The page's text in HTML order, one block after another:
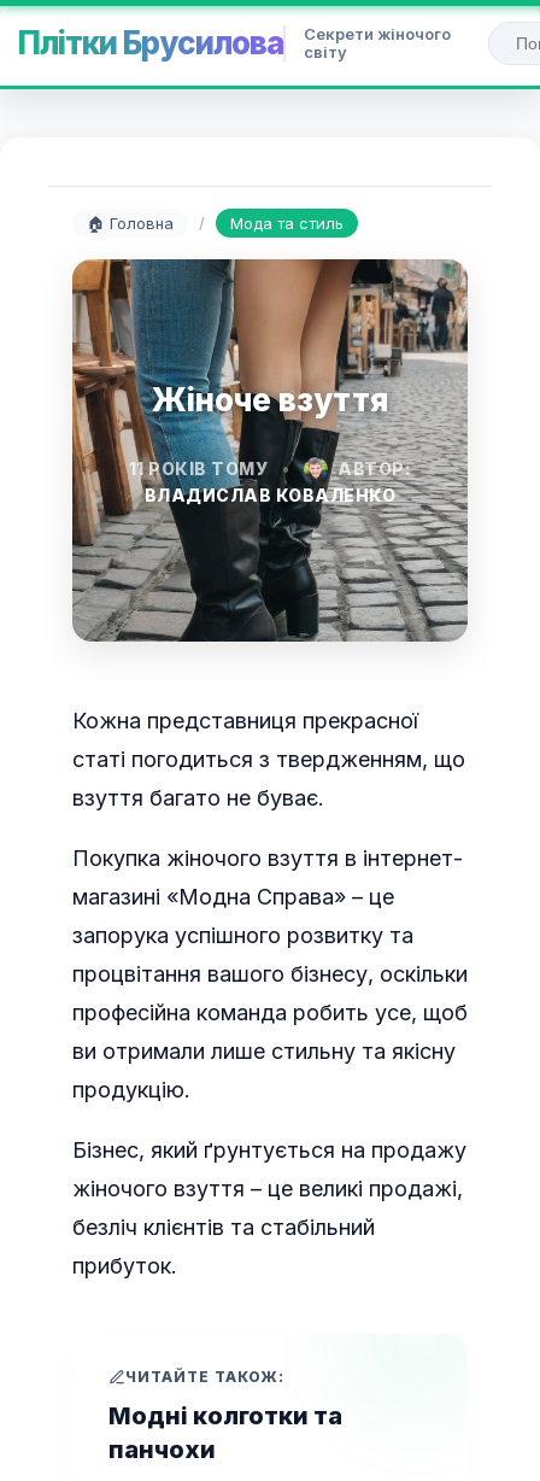
Плітки Брусилова
Секрети жіночого
світу
🏠 Головна / Мода та стиль
Жіноче взуття
11 РОКІВ ТОМУ •
АВТОР:
ВЛАДИСЛАВ КОВАЛЕНКО
Кожна представниця прекрасної
статі погодиться з твердженням, що
взуття багато не буває.
Покупка жіночого взуття в інтернет-
магазині «Модна Справа» – це
запорука успішного розвитку та
процвітання вашого бізнесу, оскільки
професійна команда робить усе, щоб
ви отримали лише стильну та якісну
продукцію.
Бізнес, який ґрунтується на продажу
жіночого взуття – це великі продажі,
безліч клієнтів та стабільний
прибуток.
ЧИТАЙТЕ ТАКОЖ:
Модні колготки та
панчохи